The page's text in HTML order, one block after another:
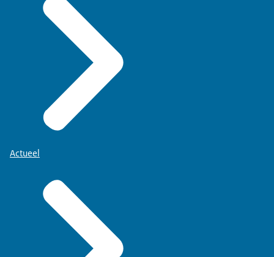
Actueel